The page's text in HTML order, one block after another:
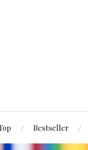
Bestseller